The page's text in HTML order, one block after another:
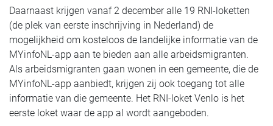
Daarnaast krijgen vanaf 2 december alle 19 RNI-loketten
(de plek van eerste inschrijving in Nederland) de
mogelijkheid om kosteloos de landelijke informatie van de
MYinfoNL-app aan te bieden aan alle arbeidsmigranten.
Als arbeidsmigranten gaan wonen in een gemeente, die de
MYinfoNL-app aanbiedt, krijgen zij ook toegang tot alle
informatie van die gemeente. Het RNI-loket Venlo is het
eerste loket waar de app al wordt aangeboden.